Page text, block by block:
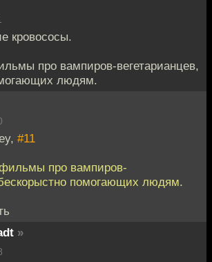
кровососы.
про вампиров-вегетарианцев,
людям.
#11
про вампиров-
помогающих людям.
»